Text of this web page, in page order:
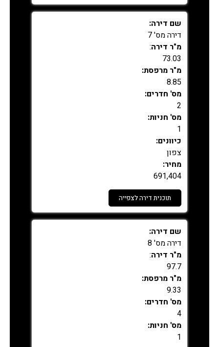
נמכר
שם דירה:
דירה מס' 7
מ"ר דירה:
73.03
מ"ר מרפסת:
8.85
מס' חדרים:
2
מס' חניות:
1
כיוונים:
צפון
מחיר:
691,404
תוכנית דירה לצפייה
נמכר
שם דירה:
דירה מס' 8
מ"ר דירה:
97.7
מ"ר מרפסת:
9.33
מס' חדרים:
4
מס' חניות:
1